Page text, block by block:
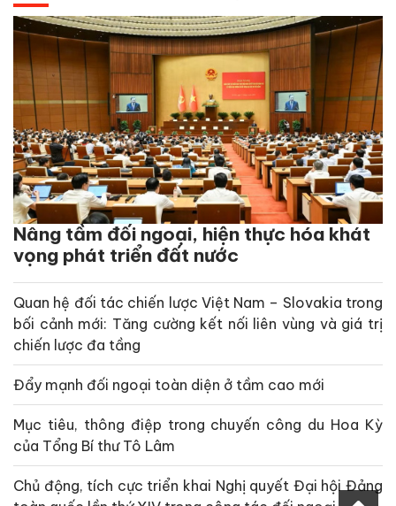
Nâng tầm đối ngoại, hiện thực hóa khát
vọng phát triển đất nước
Quan hệ đối tác chiến lược Việt Nam – Slovakia trong
bối cảnh mới: Tăng cường kết nối liên vùng và giá trị
chiến lược đa tầng
Đẩy mạnh đối ngoại toàn diện ở tầm cao mới
Mục tiêu, thông điệp trong chuyến công du Hoa Kỳ
của Tổng Bí thư Tô Lâm
Chủ động, tích cực triển khai Nghị quyết Đại hội Đảng